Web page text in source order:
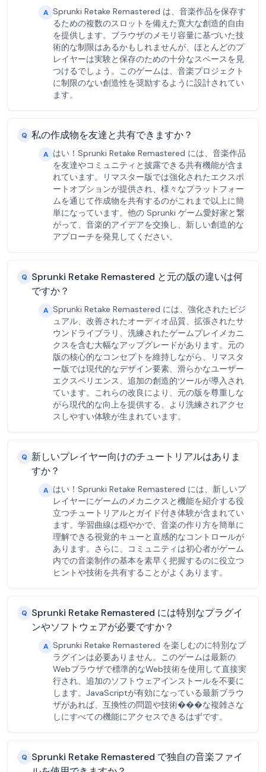
A Sprunki Retake Remastered は、音楽作品を保存す
るための複数のスロットを備えた寛大な創造的自由
を提供します。ブラウザのメモリ容量に基づいた技
術的な制限はあるかもしれませんが、ほとんどのプ
レイヤーは実験と保存のための十分なスペースを見
つけるでしょう。このゲームは、音楽プロジェクト
に制限のない創造性を奨励するように設計されてい
ます。
Q 私の作成物を友達と共有できますか？
A はい！Sprunki Retake Remastered には、音楽作品
を友達やコミュニティと披露できる共有機能が含ま
れています。リマスター版では強化されたエクスポ
ートオプションが提供され、様々なプラットフォー
ムを通じて作成物を共有するのがこれまで以上に簡
単になっています。他の Sprunki ゲーム愛好家と繋
がって、音楽的アイデアを交換し、新しい創造的な
アプローチを発見してください。
Q Sprunki Retake Remastered と元の版の違いは何
ですか？
A Sprunki Retake Remastered には、強化されたビジ
ュアル、改善されたオーディオ品質、拡張されたサ
ウンドライブラリ、洗練されたゲームプレイメカニ
クスを含む大幅なアップグレードがあります。元の
版の核心的なコンセプトを維持しながら、リマスタ
ー版では現代的なデザイン要素、滑らかなユーザー
エクスペリエンス、追加の創造的ツールが導入され
ています。これらの改良により、元の版を尊重しな
がら現代的な向上を提供する、より洗練されアクセ
スしやすい体験が生まれています。
Q 新しいプレイヤー向けのチュートリアルはありま
すか？
A はい！Sprunki Retake Remastered には、新しいプ
レイヤーにゲームのメカニクスと機能を紹介する役
立つチュートリアルとガイド付き体験が含まれてい
ます。学習曲線は穏やかで、音楽の作り方を簡単に
理解できる視覚的キューと直感的なコントロールが
あります。さらに、コミュニティは初心者がゲーム
内での音楽制作の基本を素早く把握するのに役立つ
ヒントや技術を共有することがよくあります。
Q Sprunki Retake Remastered には特別なプラグイ
ンやソフトウェアが必要ですか？
A Sprunki Retake Remastered を楽しむのに特別なプ
ラグインは必要ありません。このゲームは最新の
Webブラウザで標準的なWeb技術を使用して直接実
行され、追加のソフトウェアインストールを不要に
します。JavaScriptが有効になっている最新ブラウ
ザがあれば、互換性の問題や技術���な複雑さな
しにすべての機能にアクセスできるはずです。
Q Sprunki Retake Remastered で独自の音楽ファイ